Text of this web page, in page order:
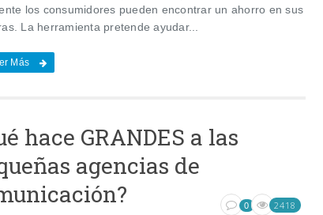
los consumidores pueden encontrar un ahorro en sus
La herramienta pretende ayudar...
Más
hace GRANDES a las
agencias de
0 2418